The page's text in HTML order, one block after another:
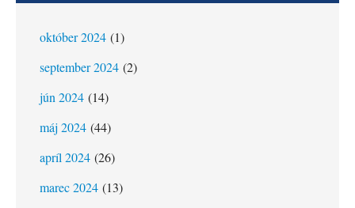
október 2024 (1)
september 2024 (2)
jún 2024 (14)
máj 2024 (44)
apríl 2024 (26)
marec 2024 (13)